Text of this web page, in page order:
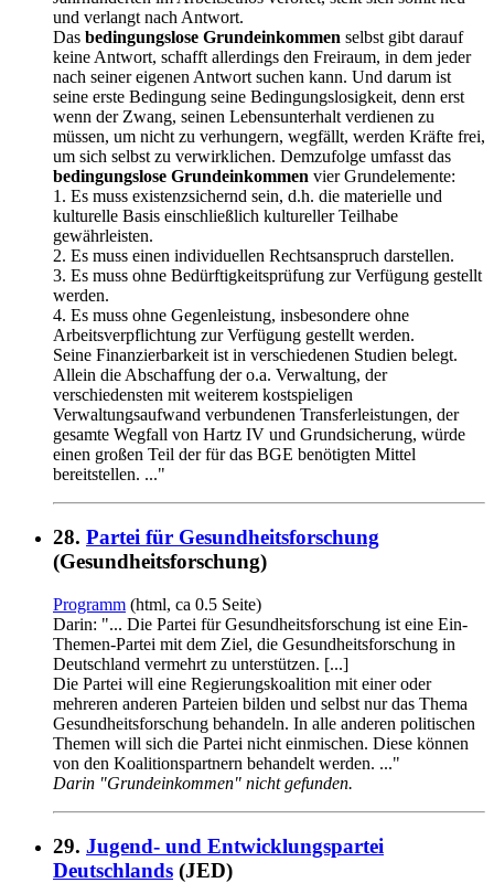
und verlangt nach Antwort.
Das bedingungslose Grundeinkommen selbst gibt darauf
keine Antwort, schafft allerdings den Freiraum, in dem jeder
nach seiner eigenen Antwort suchen kann. Und darum ist
seine erste Bedingung seine Bedingungslosigkeit, denn erst
wenn der Zwang, seinen Lebensunterhalt verdienen zu
müssen, um nicht zu verhungern, wegfällt, werden Kräfte frei,
um sich selbst zu verwirklichen. Demzufolge umfasst das
bedingungslose Grundeinkommen vier Grundelemente:
1. Es muss existenzsichernd sein, d.h. die materielle und
kulturelle Basis einschließlich kultureller Teilhabe
gewährleisten.
2. Es muss einen individuellen Rechtsanspruch darstellen.
3. Es muss ohne Bedürftigkeitsprüfung zur Verfügung gestellt
werden.
4. Es muss ohne Gegenleistung, insbesondere ohne
Arbeitsverpflichtung zur Verfügung gestellt werden.
Seine Finanzierbarkeit ist in verschiedenen Studien belegt.
Allein die Abschaffung der o.a. Verwaltung, der
verschiedensten mit weiterem kostspieligen
Verwaltungsaufwand verbundenen Transferleistungen, der
gesamte Wegfall von Hartz IV und Grundsicherung, würde
einen großen Teil der für das BGE benötigten Mittel
bereitstellen. ..."
28. Partei für Gesundheitsforschung
(Gesundheitsforschung)
Programm (html, ca 0.5 Seite)
Darin: "... Die Partei für Gesundheitsforschung ist eine Ein-
Themen-Partei mit dem Ziel, die Gesundheitsforschung in
Deutschland vermehrt zu unterstützen. [...]
Die Partei will eine Regierungskoalition mit einer oder
mehreren anderen Parteien bilden und selbst nur das Thema
Gesundheitsforschung behandeln. In alle anderen politischen
Themen will sich die Partei nicht einmischen. Diese können
von den Koalitionspartnern behandelt werden. ..."
Darin "Grundeinkommen" nicht gefunden.
29. Jugend- und Entwicklungspartei
Deutschlands (JED)